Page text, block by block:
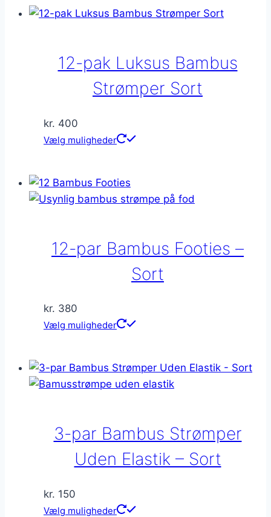
12-pak Luksus Bambus
Strømper Sort
kr. 400
Vælg muligheder
Dette
varianter.
vælges
på
varesiden
12-par Bambus Footies –
Sort
kr. 380
Vælg muligheder
Dette
flere
varianter.
vælges
på
varesiden
3-par Bambus Strømper
Uden Elastik – Sort
kr. 150
Vælg muligheder
Dette